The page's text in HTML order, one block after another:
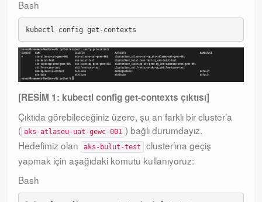
Bash
[RESİM 1: kubectl config get-contexts çıktısı]
Çıktıda görebileceğiniz üzere, şu an farklı bir cluster’a
( aks-atlaseu-uat-gewc-001 ) bağlı durumdayız.
Hedefimiz olan
aks-bulut-test
cluster’ına geçiş
yapmak için aşağıdaki komutu kullanıyoruz:
Bash